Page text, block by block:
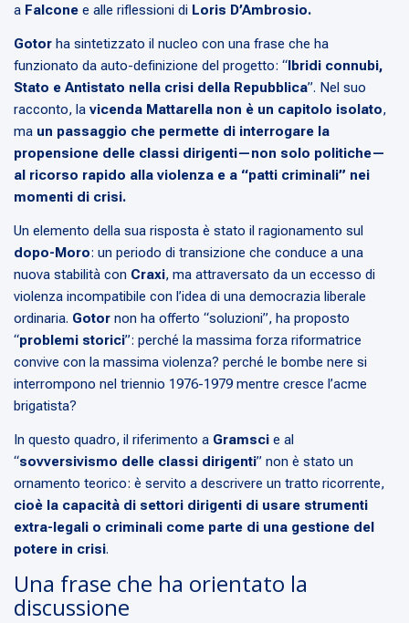
a Falcone e alle riflessioni di Loris D’Ambrosio.
Gotor ha sintetizzato il nucleo con una frase che ha
funzionato da auto-definizione del progetto: “Ibridi connubi,
Stato e Antistato nella crisi della Repubblica”. Nel suo
racconto, la vicenda Mattarella non è un capitolo isolato,
ma un passaggio che permette di interrogare la
propensione delle classi dirigenti—non solo politiche—
al ricorso rapido alla violenza e a “patti criminali” nei
momenti di crisi.
Un elemento della sua risposta è stato il ragionamento sul
dopo-Moro: un periodo di transizione che conduce a una
nuova stabilità con Craxi, ma attraversato da un eccesso di
violenza incompatibile con l’idea di una democrazia liberale
ordinaria. Gotor non ha offerto “soluzioni”, ha proposto
“problemi storici”: perché la massima forza riformatrice
convive con la massima violenza? perché le bombe nere si
interrompono nel triennio 1976-1979 mentre cresce l’acme
brigatista?
In questo quadro, il riferimento a Gramsci e al
“sovversivismo delle classi dirigenti” non è stato un
ornamento teorico: è servito a descrivere un tratto ricorrente,
cioè la capacità di settori dirigenti di usare strumenti
extra-legali o criminali come parte di una gestione del
potere in crisi.
Una frase che ha orientato la
discussione